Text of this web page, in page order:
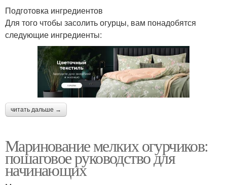
Подготовка ингредиентов
Для того чтобы засолить огурцы, вам понадобятся
следующие ингредиенты:
читать дальше →
Маринование мелких огурчиков:
пошаговое руководство для
начинающих